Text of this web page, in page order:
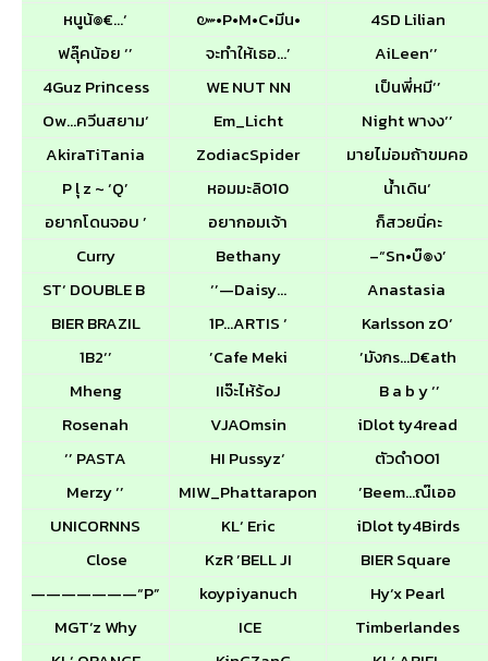
หนูน้๏€…‘
๛•P•M•C•มีน•
4SD Lilian
ฟลุ๊คน้อย ‘’
จะทำให้เธอ…’
AiLeen‘’
4Guz Priทcess
WE NUT NN
เป็นพี่หมี‘’
Ow…ควีนสยาม‘
Em_Licht
Night พางง‘’
AkiraTiTania
ZodiacSpider
มายไม่อมถ้าขมคอ
P lุ z ~ ‘Q’
หอมมะลิ010
น้ำเดิน‘
อยากโดนจอบ ’
อยากอมเจ้า
ก็สวยนิ่คะ
Curry
Bethany
–“Sn•บ๊๏ง’
ST‘ DOUBLE B
‘’—Daisy…
Anastasia
BIER BRAZIL
1P…ARTIS ‘
Karlsson zO‘
1B2‘’
’Cafe Meki
’มังกs…D€ath
Mheng
IIจ๊ะไห้ร้oJ
B a b y ‘’
Rosenah
VJAOmsin
iDlot ty4read
‘’ PASTA
HI Pussyz‘
ตัวดำ001
Merzy ‘’
MIW_Phattarapon
’Beem…ณ๊เออ
UNICORNNS
KL‘ Eric
iDlot ty4Birds
Close
KzR ’BELL JI
BIER Square
———————“P”
koypiyanuch
Hy‘x Pearl
MGT‘z Why
ICE
Timberlandes